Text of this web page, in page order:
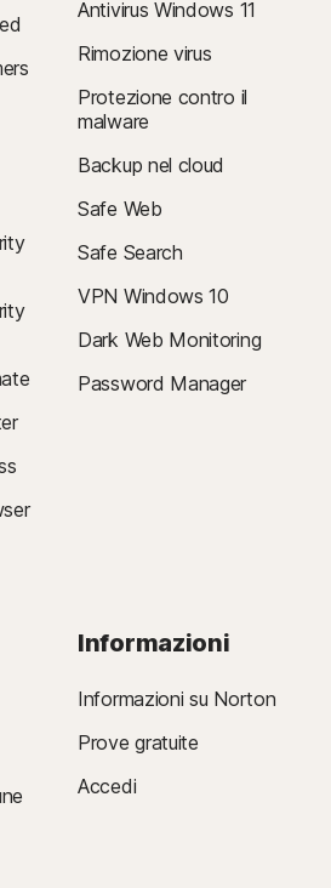
Antivirus Windows 11
Rimozione virus
Protezione contro il
malware
Backup nel cloud
Safe Web
Safe Search
VPN Windows 10
Dark Web Monitoring
Password Manager
Informazioni
Informazioni su Norton
Prove gratuite
Accedi